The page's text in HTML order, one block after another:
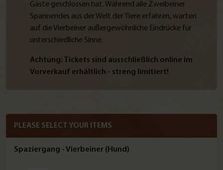
Gäste geschlossen hat. Während alle Zweibeiner
Spannendes aus der Welt der Tiere erfahren, warten
auf die Vierbeiner außergewöhnliche Eindrücke für
unterschiedliche Sinne.
Achtung: Tickets sind ausschließlich online im
Vorverkauf erhältlich - streng limitiert!
PLEASE SELECT YOUR ITEMS
Spaziergang - Vierbeiner (Hund)